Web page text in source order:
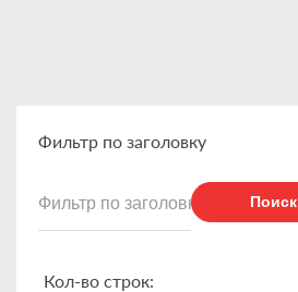
Фильтр по заголовку
Поиск
Кол-во строк: